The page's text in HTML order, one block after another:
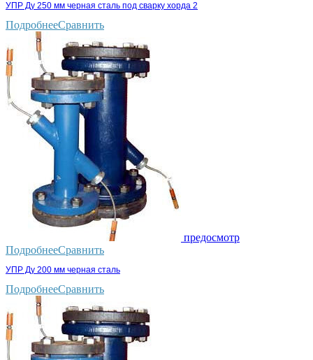
УПР Ду 250 мм черная сталь под сварку хорда 2
ПодробнееСравнить
предосмотр
ПодробнееСравнить
УПР Ду 200 мм черная сталь
ПодробнееСравнить